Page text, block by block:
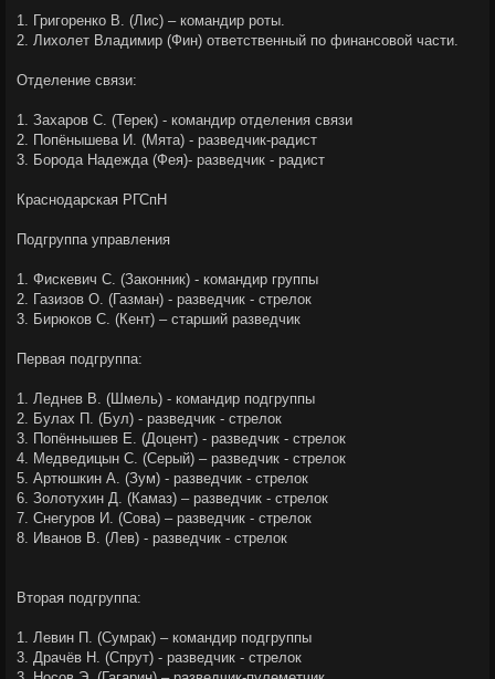
е
н
и
1. Григоренко В. (Лис) – командир роты.
2. Лихолет Владимир (Фин) ответственный по финансовой части.
Отделение связи:
1. Захаров С. (Терек) - командир отделения связи
2. Попёнышева И. (Мята) - разведчик-радист
3. Борода Надежда (Фея)- разведчик - радист
Краснодарская РГСпН
Подгруппа управления
1. Фискевич С. (Законник) - командир группы
2. Газизов О. (Газман) - разведчик - стрелок
3. Бирюков С. (Кент) – старший разведчик
Первая подгруппа:
1. Леднев В. (Шмель) - командир подгруппы
2. Булах П. (Бул) - разведчик - стрелок
3. Попённышев Е. (Доцент) - разведчик - стрелок
4. Медведицын С. (Серый) – разведчик - стрелок
5. Артюшкин А. (Зум) - разведчик - стрелок
6. Золотухин Д. (Камаз) – разведчик - стрелок
7. Снегуров И. (Сова) – разведчик - стрелок
8. Иванов В. (Лев) - разведчик - стрелок
Вторая подгруппа:
1. Левин П. (Сумрак) – командир подгруппы
3. Драчёв Н. (Спрут) - разведчик - стрелок